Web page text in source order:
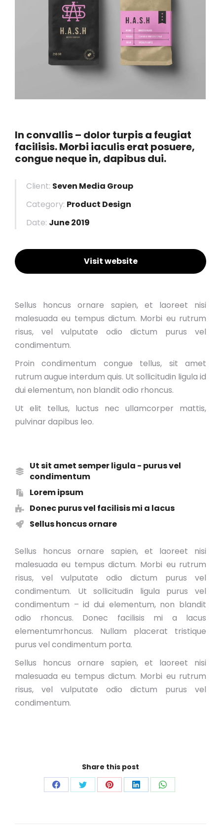
In convallis – dolor turpis a feugiat
facilisis. Morbi iaculis erat posuere,
congue neque in, dapibus dui.
Client: Seven Media Group
Category: Product Design
Date: June 2019
Visit website
Sellus honcus ornare sapien, et laoreet nisi
malesuada eu tempus dictum. Morbi eu rutrum
risus, vel vulputate odio dictum purus vel
condimentum.
Proin condimentum congue tellus, sit amet
rutrum augue interdum quis. Ut sollicitudin ligula id
dui elementum, non blandit odio rhoncus.
Ut elit tellus, luctus nec ullamcorper mattis,
pulvinar dapibus leo.
Ut sit amet semper ligula - purus vel
condimentum
Lorem ipsum
Donec purus vel facilisis mi a lacus
Sellus honcus ornare
Sellus honcus ornare sapien, et laoreet nisi
malesuada eu tempus dictum. Morbi eu rutrum
risus, vel vulputate odio dictum purus vel
condimentum. Ut sollicitudin ligula purus vel
condimentum – id dui elementum, non blandit
odio rhoncus. Donec facilisis mi a lacus
elementumrhoncus. Nullam placerat tristique
purus vel condimentum porta.
Sellus honcus ornare sapien, et laoreet nisi
malesuada eu tempus dictum. Morbi eu rutrum
risus, vel vulputate odio dictum purus vel
condimentum.
Share this post
PartagerPartagerPartagerPartagerPartager